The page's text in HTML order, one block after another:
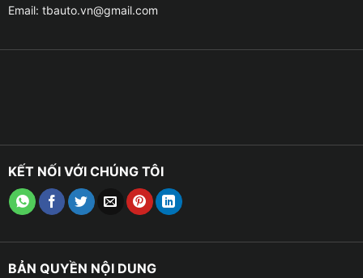
Email: tbauto.vn@gmail.com
KẾT NỐI VỚI CHÚNG TÔI
BẢN QUYỀN NỘI DUNG